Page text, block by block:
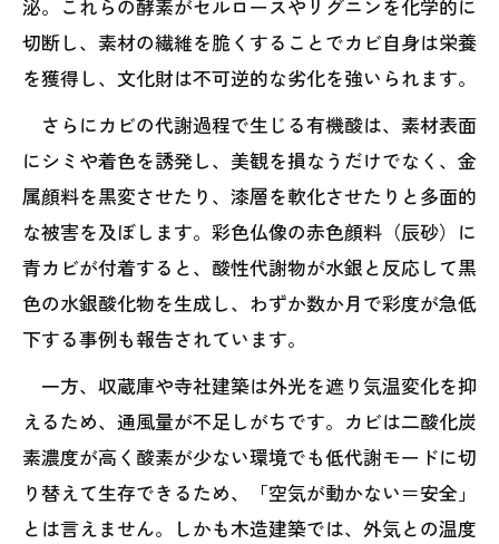
泌。これらの酵素がセルロースやリグニンを化学的に
切断し、素材の繊維を脆くすることでカビ自身は栄養
を獲得し、文化財は不可逆的な劣化を強いられます。
さらにカビの代謝過程で生じる有機酸は、素材表面
にシミや着色を誘発し、美観を損なうだけでなく、金
属顔料を黒変させたり、漆層を軟化させたりと多面的
な被害を及ぼします。彩色仏像の赤色顔料（辰砂）に
青カビが付着すると、酸性代謝物が水銀と反応して黒
色の水銀酸化物を生成し、わずか数か月で彩度が急低
下する事例も報告されています。
一方、収蔵庫や寺社建築は外光を遮り気温変化を抑
えるため、通風量が不足しがちです。カビは二酸化炭
素濃度が高く酸素が少ない環境でも低代謝モードに切
り替えて生存できるため、「空気が動かない＝安全」
とは言えません。しかも木造建築では、外気との温度